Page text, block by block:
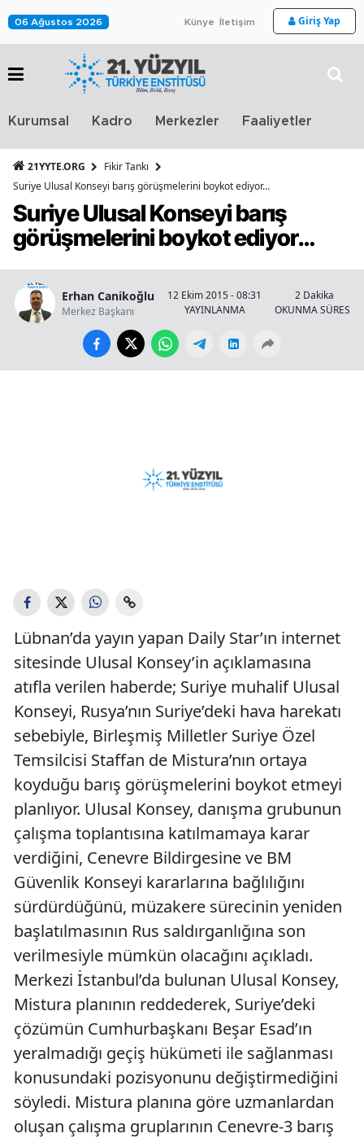
06 Ağustos 2026 Künye İletişim Giriş Yap
Kurumsal Kadro Merkezler Faaliyetler
21YYTE.ORG
Fikir Tankı
Suriye Ulusal Konseyi barış görüşmelerini boykot ediyor…
Suriye Ulusal Konseyi barış
görüşmelerini boykot ediyor…
Erhan Canikoğlu
Merkez Başkanı
12 Ekim 2015 - 08:31
YAYINLANMA
2 Dakika
OKUNMA SÜRESİ
Lübnan’da yayın yapan Daily Star’ın internet
sitesinde Ulusal Konsey’in açıklamasına
atıfla verilen haberde; Suriye muhalif Ulusal
Konseyi, Rusya’nın Suriye’deki hava harekatı
sebebiyle, Birleşmiş Milletler Suriye Özel
Temsilcisi Staffan de Mistura’nın ortaya
koyduğu barış görüşmelerini boykot etmeyi
planlıyor. Ulusal Konsey, danışma grubunun
çalışma toplantısına katılmamaya karar
verdiğini, Cenevre Bildirgesine ve BM
Güvenlik Konseyi kararlarına bağlılığını
sürdürdüğünü, müzakere sürecinin yeniden
başlatılmasının Rus saldırganlığına son
verilmesiyle mümkün olacağını açıkladı.
Merkezi İstanbul’da bulunan Ulusal Konsey,
Mistura planının reddederek, Suriye’deki
çözümün Cumhurbaşkanı Beşar Esad’ın
yeralmadığı geçiş hükümeti ile sağlanması
konusundaki pozisyonunu değiştirmediğini
söyledi. Mistura planına göre uzmanlardan
oluşan çalışma gruplarının Cenevre-3 barış